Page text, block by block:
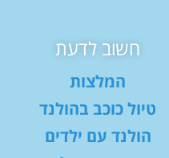
חשוב לדעת
המלצות
טיול כוכב בהולנד
הולנד עם ילדים